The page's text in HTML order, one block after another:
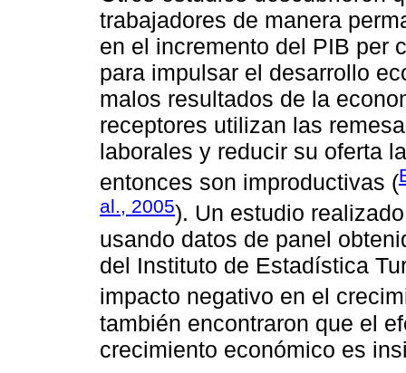
trabajadores de manera
en el incremento del PIB per
para impulsar el desarrollo
malos resultados de la
receptores utilizan las
laborales y reducir su oferta
entonces son improductivas (
al., 2005). Un estudio
usando datos de panel
del Instituto de Estadística
impacto negativo en el
también encontraron que el
crecimiento económico es